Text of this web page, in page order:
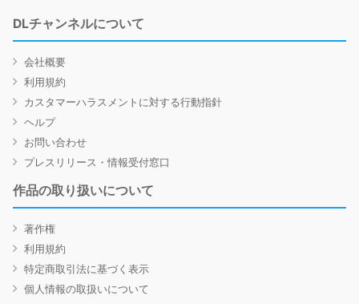
DLチャンネルについて
会社概要
利用規約
カスタマーハラスメントに対する行動指針
ヘルプ
お問い合わせ
プレスリリース・情報受付窓口
作品の取り扱いについて
著作権
利用規約
特定商取引法に基づく表示
個人情報の取扱いについて